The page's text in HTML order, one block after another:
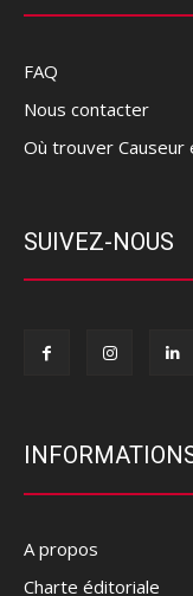
FAQ
Nous contacter
Où trouver Causeur
SUIVEZ-NOUS
A propos
Charte éditoriale